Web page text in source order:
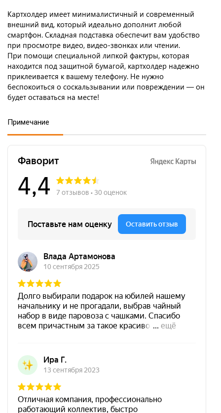
Картхолдер имеет минималистичный и современный
внешний вид, который идеально дополнит любой
смартфон. Складная подставка обеспечит вам удобство
при просмотре видео, видео-звонках или чтении.
При помощи специальной липкой фактуры, которая
находится под защитной бумагой, картхолдер надежно
приклеивается к вашему телефону. Не нужно
беспокоиться о соскальзывании или повреждении — он
будет оставаться на месте!
Примечание